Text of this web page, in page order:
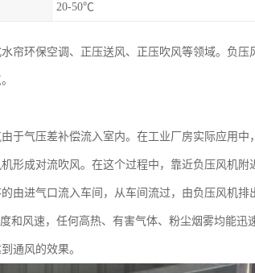
20-50℃
帘环保空调、正压送风、正压吹风等领域。负压
于气压差补偿流入室内。在工业厂房实际应用中，
形成对流吹风。在这个过程中，靠近负压风机附
由进气口流入车间，从车间流过，由负压风机排
和风速，任何高热、有害气体、粉尘烟雾均能迅
通风的效果。